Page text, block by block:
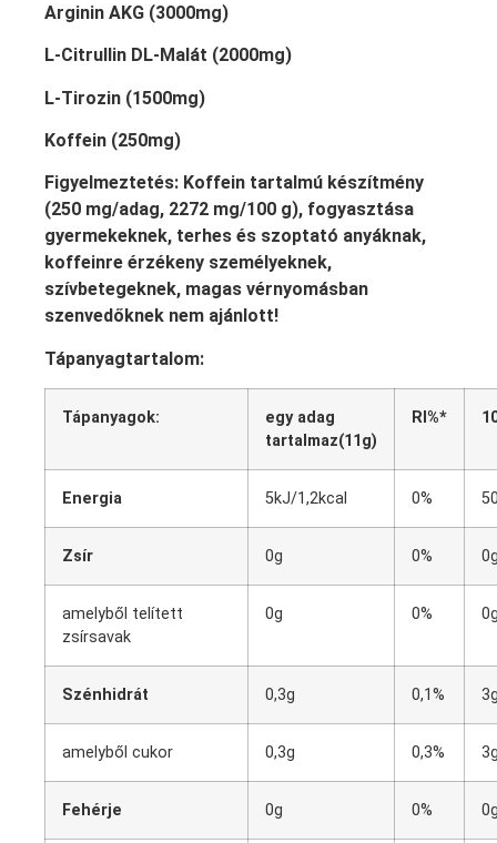
Arginin AKG (3000mg)
L-Citrullin DL-Malát (2000mg)
L-Tirozin (1500mg)
Koffein (250mg)
Figyelmeztetés: Koffein tartalmú készítmény
(250 mg/adag, 2272 mg/100 g), fogyasztása
gyermekeknek, terhes és szoptató anyáknak,
koffeinre érzékeny személyeknek,
szívbetegeknek, magas vérnyomásban
szenvedőknek nem ajánlott!
Tápanyagtartalom:
Tápanyagok:
egy adag
tartalmaz(11g)
RI%*
Energia 5kJ/1,2kcal 0%
Zsír 0g 0%
amelyből telített
zsírsavak
0g 0%
Szénhidrát 0,3g 0,1%
amelyből cukor 0,3g 0,3%
Fehérje 0g 0%